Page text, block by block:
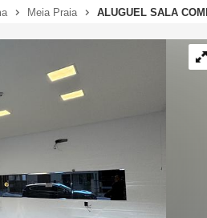
Meia Praia ALUGUEL SALA